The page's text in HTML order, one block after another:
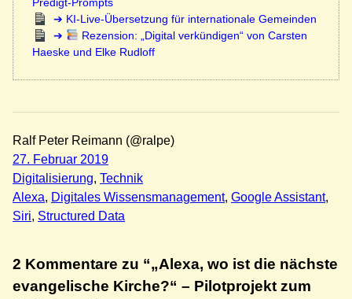
KI-Live-Übersetzung für internationale Gemeinden
Rezension: „Digital verkündigen“ von Carsten
Haeske und Elke Rudloff
Ralf Peter Reimann (@ralpe)
27. Februar 2019
Digitalisierung, Technik
Alexa, Digitales Wissensmanagement, Google Assistant
Siri, Structured Data
2 Kommentare zu “„Alexa, wo ist die nächste
evangelische Kirche?“ – Pilotprojekt zum